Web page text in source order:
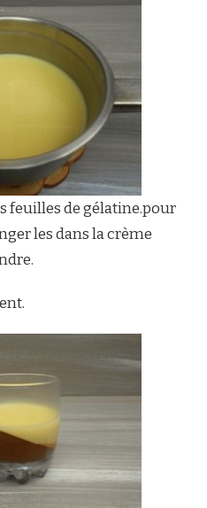
feuilles de gélatine.pour
les dans la crème